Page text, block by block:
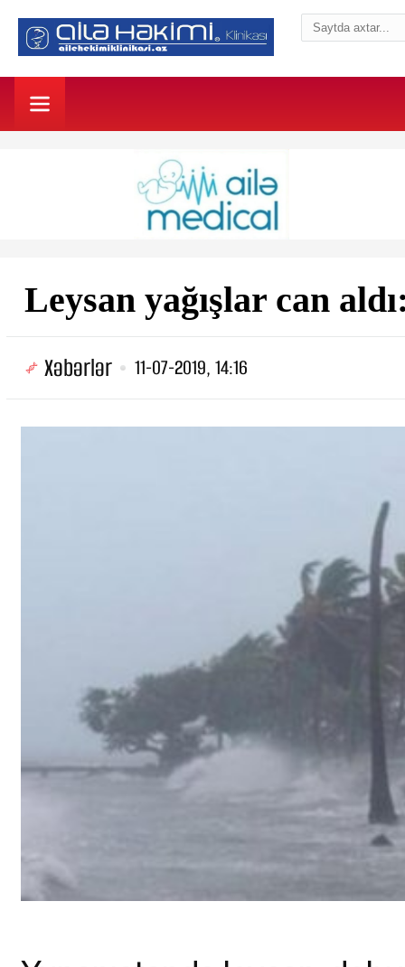
Leysan yağışlar can
Xəbərlər 11-07-2019, 14:16